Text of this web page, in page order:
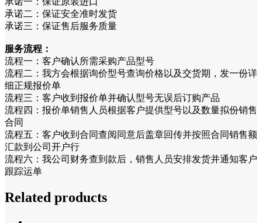
承诺二：保证安全准时发货
承诺三：保证售后服务质量
服务流程：
流程一：客户确认所需采购产品型号
流程二：我方会根据询价型号查询价格以及交货期，发一份详
细正规报价单
流程三：客户收到报价单并确认型号无误后订购产品
流程四：报价单销售人员根据客户提供型号以及数量拟份销售
合同
流程五：客户收到合同查阅同意后盖章回传并按照合同销售额
汇款到公司开户行
流程六：我公司财务查到款后，销售人员安排发货并通知客户
跟踪运单
Related products